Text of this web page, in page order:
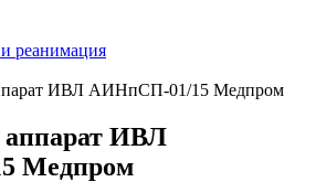
реанимация
ИВЛ АИНпСП-01/15 Медпром
ИВЛ
Медпром